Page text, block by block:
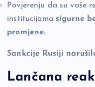
Povjerenju da su vaše
institucijama sigurne
promjene.
Sankcije Rusiji
Lančana